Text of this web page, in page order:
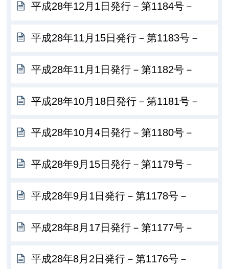
平成28年12月1日発行－第1184号－
平成28年11月15日発行－第1183号－
平成28年11月1日発行－第1182号－
平成28年10月18日発行－第1181号－
平成28年10月4日発行－第1180号－
平成28年9月15日発行－第1179号－
平成28年9月1日発行－第1178号－
平成28年8月17日発行－第1177号－
平成28年8月2日発行－第1176号－